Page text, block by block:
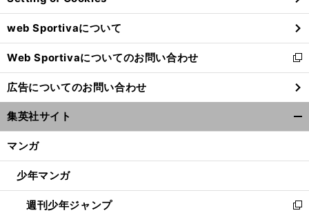
ウ
で
開
く
web Sportivaについて
Web Sportivaについてのお問い合わせ
新
し
い
ウ
ィ
ン
ウ
開
く
広告についてのお問い合わせ
集英社サイト
マンガ
少年マンガ
週刊少年ジャンプ
新